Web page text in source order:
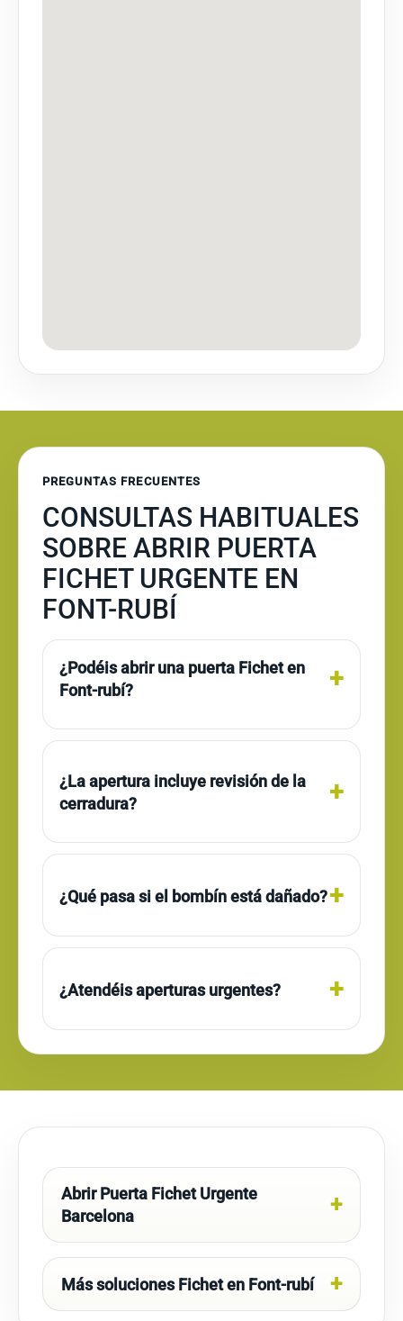
PREGUNTAS FRECUENTES
CONSULTAS HABITUALES
SOBRE ABRIR PUERTA
FICHET URGENTE EN
FONT-RUBÍ
¿Podéis abrir una puerta Fichet en
Font-rubí?
¿La apertura incluye revisión de la
cerradura?
¿Qué pasa si el bombín está dañado?
¿Atendéis aperturas urgentes?
Abrir Puerta Fichet Urgente
Barcelona
Más soluciones Fichet en Font-rubí